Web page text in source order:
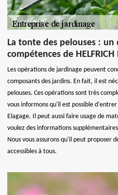
La tonte des pelouses : un
compétences de HELFRICH
Les opérations de jardinage peuvent
composants des jardins. En fait, il est
pelouses. Ces opérations sont très
vous informons qu'il est possible d'entrer
Elagage. Il peut aussi faire usage de
voulez des informations
Nous vous assurons qu'il peut proposer
accessibles à tous.